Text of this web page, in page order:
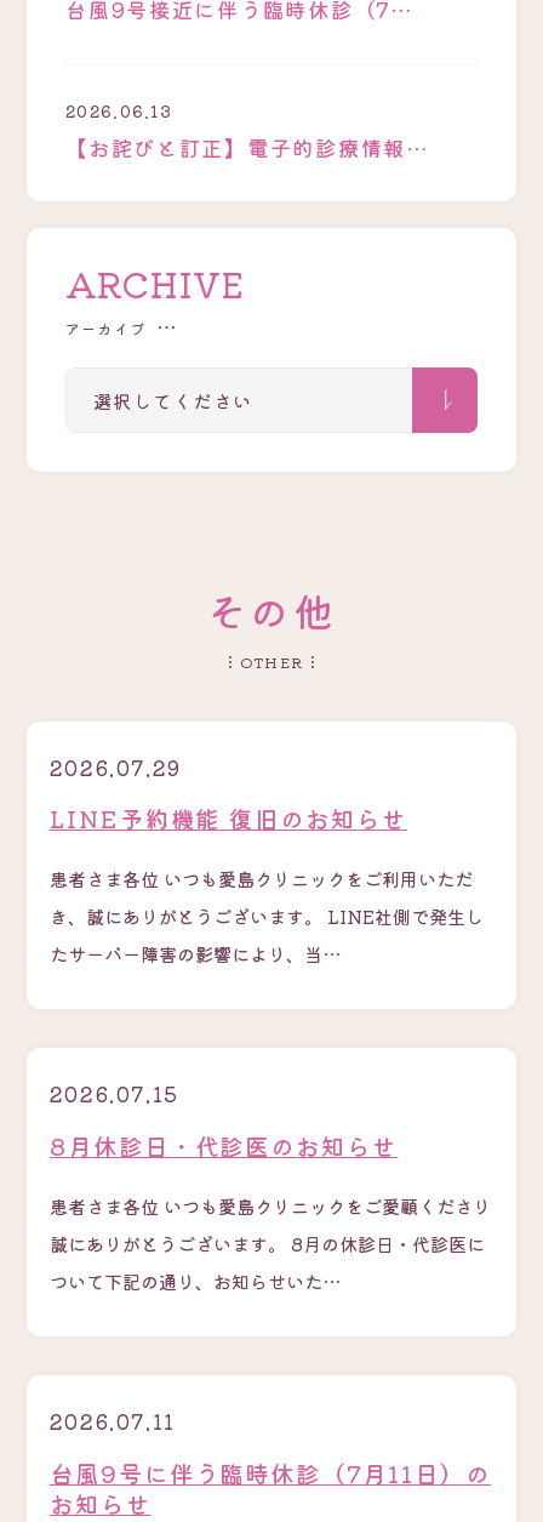
台風9号接近に伴う臨時休診（7…
2026.06.13
【お詫びと訂正】電子的診療情報…
ARCHIVE
アーカイブ
そ の 他
OTHER
2026.07.29
LINE予約機能 復旧のお知らせ
患者さま各位 いつも愛島クリニックをご利用いただ
き、誠にありがとうございます。 LINE社側で発生し
たサーバー障害の影響により、当…
2026.07.15
8月休診日・代診医のお知らせ
患者さま各位 いつも愛島クリニックをご愛顧くださり
誠にありがとうございます。 8月の休診日・代診医に
ついて下記の通り、お知らせいた…
2026.07.11
台風9号に伴う臨時休診（7月11日）の
お知らせ